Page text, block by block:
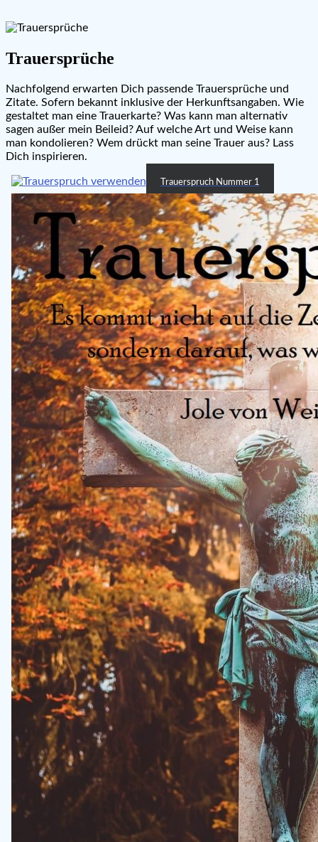
Trauersprüche
Nachfolgend erwarten Dich passende Trauersprüche und
Zitate. Sofern bekannt inklusive der Herkunftsangaben. Wie
gestaltet man eine Trauerkarte? Was kann man alternativ
sagen außer mein Beileid? Auf welche Art und Weise kann
man kondolieren? Wem drückt man seine Trauer aus? Lass
Dich inspirieren.
Trauerspruch Nummer 1